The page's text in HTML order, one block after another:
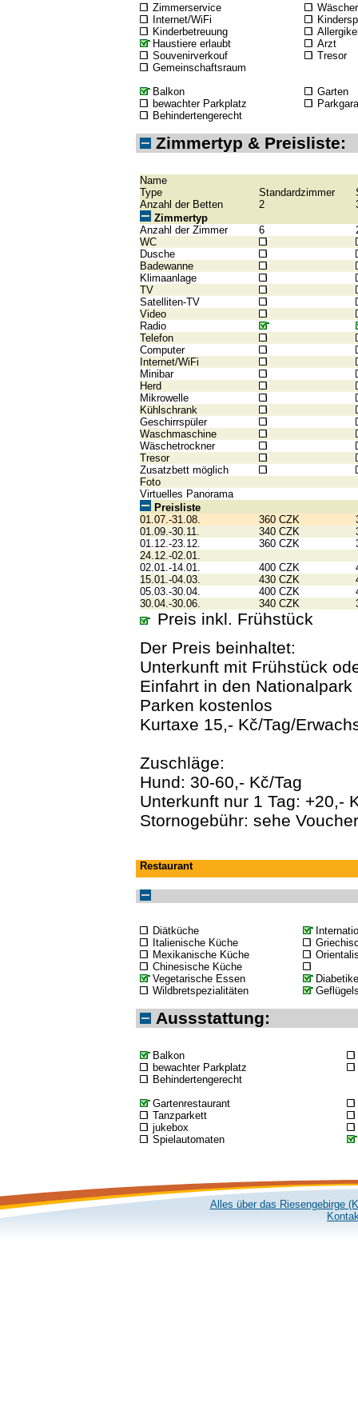
Zimmerservice
Internet/WiFi
Kinderbetreuung
Haustiere erlaubt
Arzt
Souvenirverkouf
Tresor
Gemeinschaftsraum
Balkon
Garten
bewachter Parkplatz
Behindertengerecht
Zimmertyp & Preisliste:
Name
Type
Standardzimmer
Anzahl der Betten
2
Zimmertyp
Anzahl der Zimmer
6
WC
Dusche
Badewanne
Klimaanlage
TV
Satelliten-TV
Video
Radio
Telefon
Computer
Internet/WiFi
Minibar
Herd
Mikrowelle
Kühlschrank
Geschirrspüler
Waschmaschine
Wäschetrockner
Tresor
Zusatzbett möglich
Foto
Virtuelles Panorama
Preisliste
01.07.-31.08.
360 CZK
01.09.-30.11.
340 CZK
01.12.-23.12.
360 CZK
24.12.-02.01.
02.01.-14.01.
400 CZK
15.01.-04.03.
430 CZK
05.03.-30.04.
400 CZK
30.04.-30.06.
340 CZK
Preis inkl. Frühstück
Der Preis beinhaltet:
Unterkunft mit Frühstück
Einfahrt in den Nationalpark
Parken kostenlos
Kurtaxe 15,- Kč/Tag/
Zuschläge:
Hund: 30-60,- Kč/Tag
Unterkunft nur 1 Tag: +20,-
Stornogebühr: sehe Voucher
Restaurant
Diätküche
Italienische Küche
Mexikanische Küche
Chinesische Küche
Vegetarische Essen
Wildbretspezialitäten
Aussstattung:
Balkon
bewachter Parkplatz
Behindertengerecht
Gartenrestaurant
Tanzparkett
jukebox
Spielautomaten
Alles über das Riesengebirge